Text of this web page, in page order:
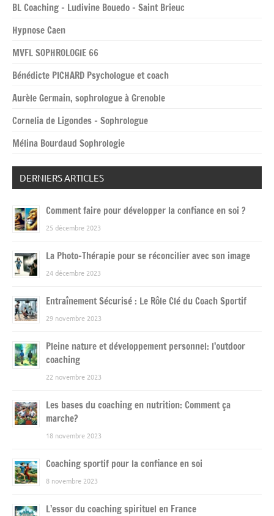
BL Coaching – Ludivine Bouedo – Saint Brieuc
Hypnose Caen
MVFL SOPHROLOGIE 66
Bénédicte PICHARD Psychologue et coach
Aurèle Germain, sophrologue à Grenoble
Cornelia de Ligondes – Sophrologue
Mélina Bourdaud Sophrologie
DERNIERS ARTICLES
Comment faire pour développer la confiance en soi ?
25 décembre 2023
La Photo-Thérapie pour se réconcilier avec son image
24 décembre 2023
Entraînement Sécurisé : Le Rôle Clé du Coach Sportif
29 novembre 2023
Pleine nature et développement personnel: l’outdoor
coaching
22 novembre 2023
Les bases du coaching en nutrition: Comment ça
marche?
18 novembre 2023
Coaching sportif pour la confiance en soi
8 novembre 2023
L’essor du coaching spirituel en France